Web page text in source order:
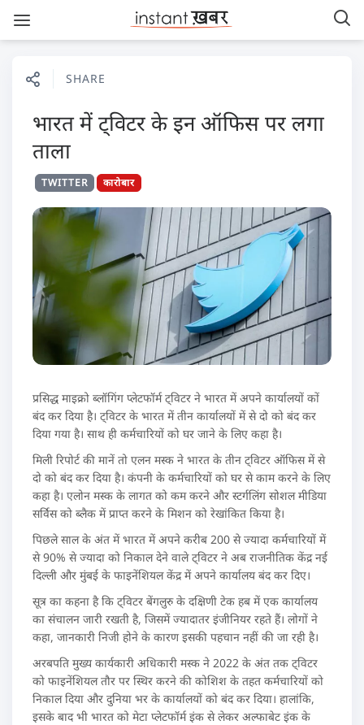
SHARE
भारत में ट्विटर के इन ऑफिस पर लगा
ताला
TWITTER कारोबार
प्रसिद्ध माइक्रो ब्लॉगिंग प्लेटफॉर्म ट्विटर ने भारत में अपने कार्यालयों कों
बंद कर दिया है। ट्विटर के भारत में तीन कार्यालयों में से दो को बंद कर
दिया गया है। साथ ही कर्मचारियों को घर जाने के लिए कहा है।
मिली रिपोर्ट की मानें तो एलन मस्क ने भारत के तीन ट्विटर ऑफिस में से
दो को बंद कर दिया है। कंपनी के कर्मचारियों को घर से काम करने के लिए
कहा है। एलोन मस्क के लागत को कम करने और स्टर्गलिंग सोशल मीडिया
सर्विस को ब्लैक में प्राप्त करने के मिशन को रेखांकित किया है।
पिछले साल के अंत में भारत में अपने करीब 200 से ज्यादा कर्मचारियों में
से 90% से ज्यादा को निकाल देने वाले ट्विटर ने अब राजनीतिक केंद्र नई
दिल्ली और मुंबई के फाइनेंशियल केंद्र में अपने कार्यालय बंद कर दिए।
सूत्र का कहना है कि ट्विटर बेंगलुरु के दक्षिणी टेक हब में एक कार्यालय
का संचालन जारी रखती है, जिसमें ज्यादातर इंजीनियर रहते हैं। लोगों ने
कहा, जानकारी निजी होने के कारण इसकी पहचान नहीं की जा रही है।
अरबपति मुख्य कार्यकारी अधिकारी मस्क ने 2022 के अंत तक ट्विटर
को फाइनेंशियल तौर पर स्थिर करने की कोशिश के तहत कर्मचारियों को
निकाल दिया और दुनिया भर के कार्यालयों को बंद कर दिया। हालांकि,
इसके बाद भी भारत को मेटा प्लेटफॉर्म इंक से लेकर अल्फाबेट इंक के